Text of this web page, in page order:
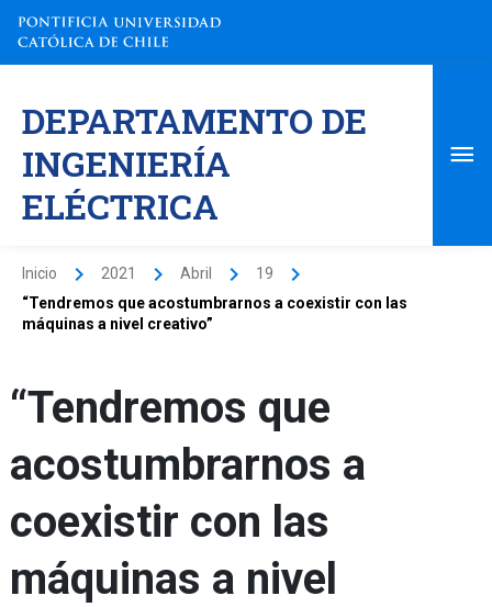
contenido
DEPARTAMENTO DE
INGENIERÍA
ELÉCTRICA
Inicio 2021 Abril
19
“Tendremos que acostumbrarnos a coexistir con las
máquinas a nivel creativo”
“Tendremos que
acostumbrarnos a
coexistir con las
máquinas a nivel